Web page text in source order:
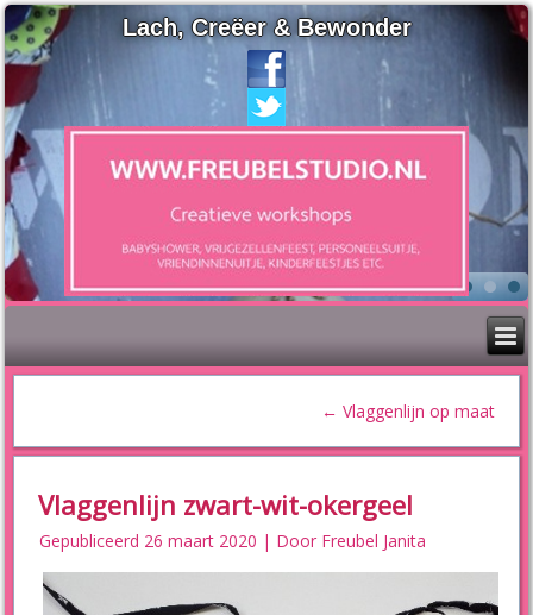
Lach, Creëer & Bewonder
← Vlaggenlijn op maat
Vlaggenlijn zwart-wit-okergeel
Gepubliceerd 26 maart 2020 | Door Freubel Janita